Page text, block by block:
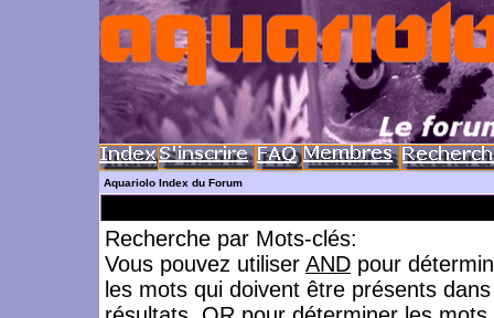
Aquariolo Index du Forum
Recherche par Mots-clés:
Vous pouvez utiliser AND pour
les mots qui doivent être présents